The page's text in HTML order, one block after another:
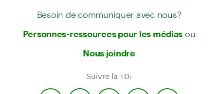
Besoin de communiquer avec nous?
Personnes-ressources pour les médias ou
Nous joindre
Suivre la TD: